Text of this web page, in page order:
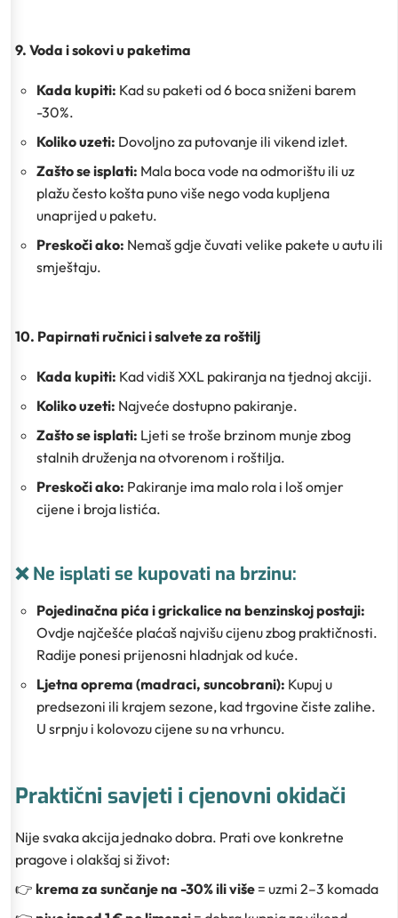
9. Voda i sokovi u paketima
Kada kupiti: Kad su paketi od 6 boca sniženi barem
-30%.
Koliko uzeti: Dovoljno za putovanje ili vikend izlet.
Zašto se isplati: Mala boca vode na odmorištu ili uz
plažu često košta puno više nego voda kupljena
unaprijed u paketu.
Preskoči ako: Nemaš gdje čuvati velike pakete u autu ili
smještaju.
10. Papirnati ručnici i salvete za roštilj
Kada kupiti: Kad vidiš XXL pakiranja na tjednoj akciji.
Koliko uzeti: Najveće dostupno pakiranje.
Zašto se isplati: Ljeti se troše brzinom munje zbog
stalnih druženja na otvorenom i roštilja.
Preskoči ako: Pakiranje ima malo rola i loš omjer
cijene i broja listića.
❌ Ne isplati se kupovati na brzinu:
Pojedinačna pića i grickalice na benzinskoj postaji:
Ovdje najčešće plaćaš najvišu cijenu zbog praktičnosti.
Radije ponesi prijenosni hladnjak od kuće.
Ljetna oprema (madraci, suncobrani): Kupuj u
predsezoni ili krajem sezone, kad trgovine čiste zalihe.
U srpnju i kolovozu cijene su na vrhuncu.
Praktični savjeti i cjenovni okidači
Nije svaka akcija jednako dobra. Prati ove konkretne
pragove i olakšaj si život:
👉 krema za sunčanje na -30% ili više = uzmi 2–3 komada